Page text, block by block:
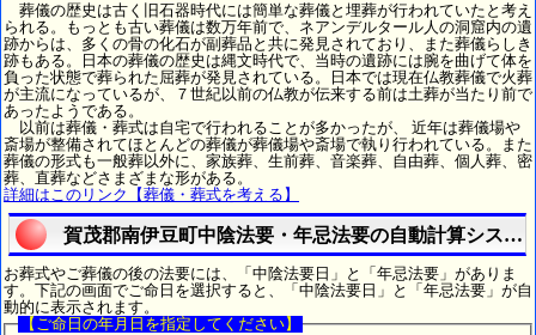
葬儀の歴史は古く旧石器時代には簡単な葬儀と埋葬が行われていたと考え
られる。もっとも古い葬儀は数万年前で、ネアンデルタール人の洞窟内の遺
跡からは、多くの骨の化石が副葬品と共に発見されており、また葬儀らしき
跡もある。日本の葬儀の歴史は縄文時代で、当時の遺跡には腕を曲げて体を
負った状態で葬られた屈葬が発見されている。日本では現在仏教葬儀で火葬
が主流になっているが、７世紀以前の仏教が伝来する前は土葬が当たり前で
あったようである。
以前は葬儀・葬式は自宅で行われることが多かったが、 近年は葬儀場や
斎場が整備されてほとんどの葬儀が葬儀場や斎場で執り行われている。また
葬儀の形式も一般葬以外に、家族葬、生前葬、音楽葬、自由葬、個人葬、密
葬、直葬などさまざまな形がある。
詳細はこのリンク【葬儀・葬式を考える】
賀茂郡南伊豆町中陰法要・年忌法要の自動計算システ
お葬式やご葬儀の後の法要には、「中陰法要日」と「年忌法要」がありま
す。下記の画面でご命日を選択すると、「中陰法要日」と「年忌法要」が自
動的に表示されます。
【ご命日の年月日を指定してください】